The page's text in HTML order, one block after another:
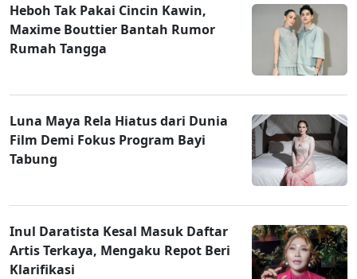
Heboh Tak Pakai Cincin Kawin,
Maxime Bouttier Bantah Rumor
Rumah Tangga
Luna Maya Rela Hiatus dari Dunia
Film Demi Fokus Program Bayi
Tabung
Inul Daratista Kesal Masuk Daftar
Artis Terkaya, Mengaku Repot Beri
Klarifikasi